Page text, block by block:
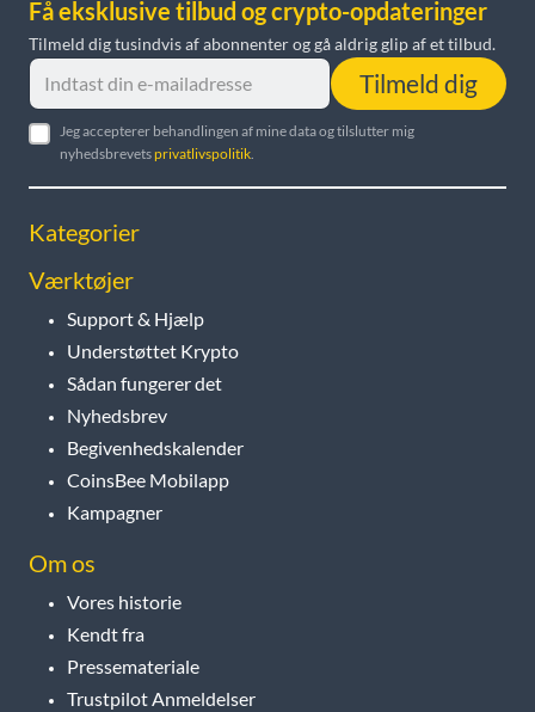
Få eksklusive tilbud og crypto-opdateringer
Tilmeld dig tusindvis af abonnenter og gå aldrig glip af et tilbud.
Tilmeld dig
Jeg accepterer behandlingen af mine data og tilslutter mig
nyhedsbrevetsprivatlivspolitik
Kategorier
Værktøjer
Support & Hjælp
Understøttet Krypto
Sådan fungerer det
Nyhedsbrev
Begivenhedskalender
CoinsBee Mobilapp
Kampagner
Om os
Vores historie
Kendt fra
Pressemateriale
Trustpilot Anmeldelser